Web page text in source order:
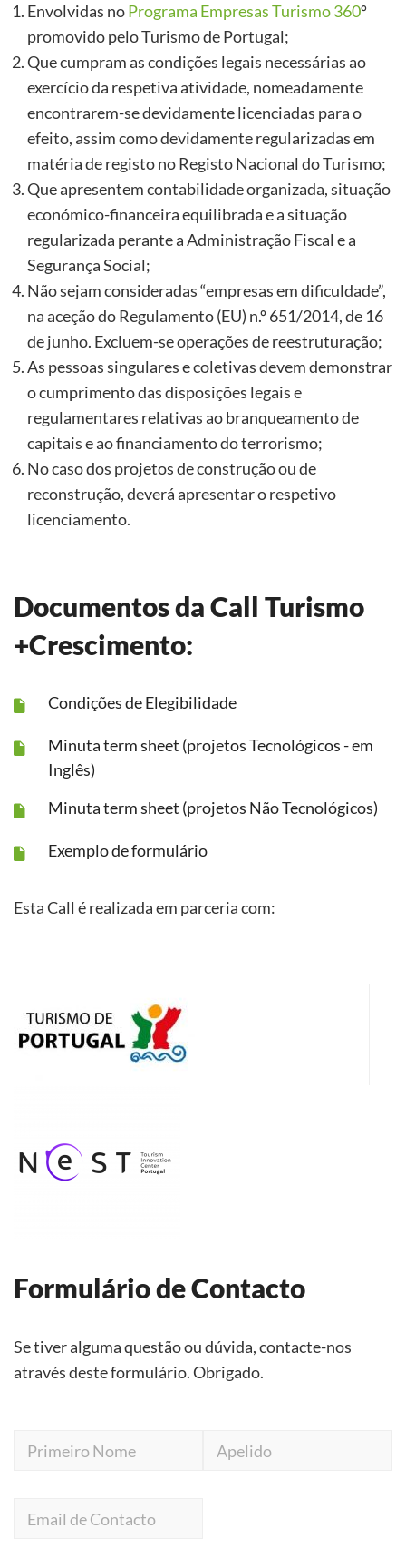
Envolvidas noPrograma Empresas Turismo 360º
promovido pelo Turismo de Portugal;
Que cumpram as condições legais necessárias ao
exercício da respetiva atividade, nomeadamente
encontrarem-se devidamente licenciadas para o
efeito, assim como devidamente regularizadas em
matéria de registo no Registo Nacional do Turismo;
Que apresentem contabilidade organizada, situação
económico-financeira equilibrada e a situação
regularizada perante a Administração Fiscal e a
Segurança Social;
Não sejam consideradas “empresas em dificuldade”,
na aceção do Regulamento (EU) n.º 651/2014, de 16
de junho. Excluem-se operações de reestruturação;
As pessoas singulares e coletivas devem demonstrar
o cumprimento das disposições legais e
regulamentares relativas ao branqueamento de
capitais e ao financiamento do terrorismo;
No caso dos projetos de construção ou de
reconstrução, deverá apresentar o respetivo
licenciamento.
Documentos da Call Turismo
+Crescimento:
Condições de Elegibilidade
Minuta term sheet (projetos Tecnológicos - em
Inglês)
Minuta term sheet (projetos Não Tecnológicos)
Exemplo de formulário
Esta Call é realizada em parceria com:
Formulário de Contacto
Se tiver alguma questão ou dúvida, contacte-nos
através deste formulário. Obrigado.
Nome
de
Contacto